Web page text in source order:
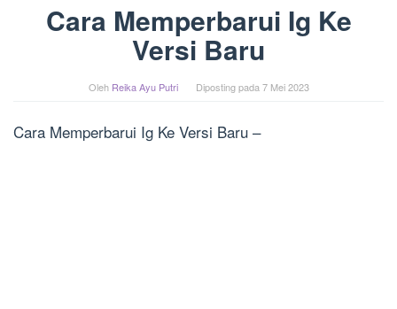
Cara Memperbarui Ig Ke
Versi Baru
Oleh Reika Ayu Putri Diposting pada 7 Mei 2023
Cara Memperbarui Ig Ke Versi Baru –